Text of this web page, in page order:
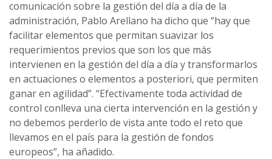
comunicación sobre la gestión del día a día de la
administración, Pablo Arellano ha dicho que “hay que
facilitar elementos que permitan suavizar los
requerimientos previos que son los que más
intervienen en la gestión del día a día y transformarlos
en actuaciones o elementos a posteriori, que permiten
ganar en agilidad”. “Efectivamente toda actividad de
control conlleva una cierta intervención en la gestión y
no debemos perderlo de vista ante todo el reto que
llevamos en el país para la gestión de fondos
europeos”, ha añadido.